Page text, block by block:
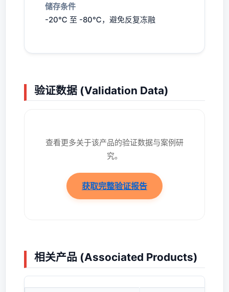
储存条件
-20℃ 至 -80℃，避免反复冻融
验证数据 (Validation Data)
查看更多关于该产品的验证数据与案例研
究。
获取完整验证报告
相关产品 (Associated Products)